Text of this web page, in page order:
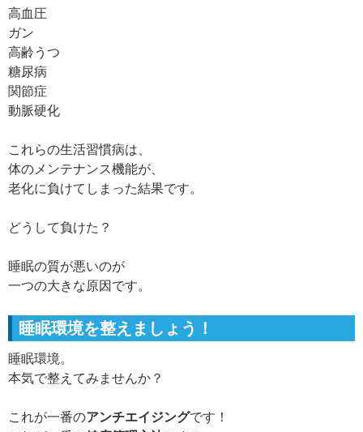
高血圧
ガン
高齢うつ
糖尿病
関節症
動脈硬化
これらの生活習慣病は、
体のメンテナンス機能が、
老化に負けてしまった結果です。
どうして負けた？
睡眠の質が悪いのが
一つの大きな原因です。
睡眠環境を整えましょう！
睡眠環境。
本気で整えてみませんか？
これが一番のアンチエイジングです！